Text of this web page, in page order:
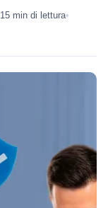
15 min di lettura•